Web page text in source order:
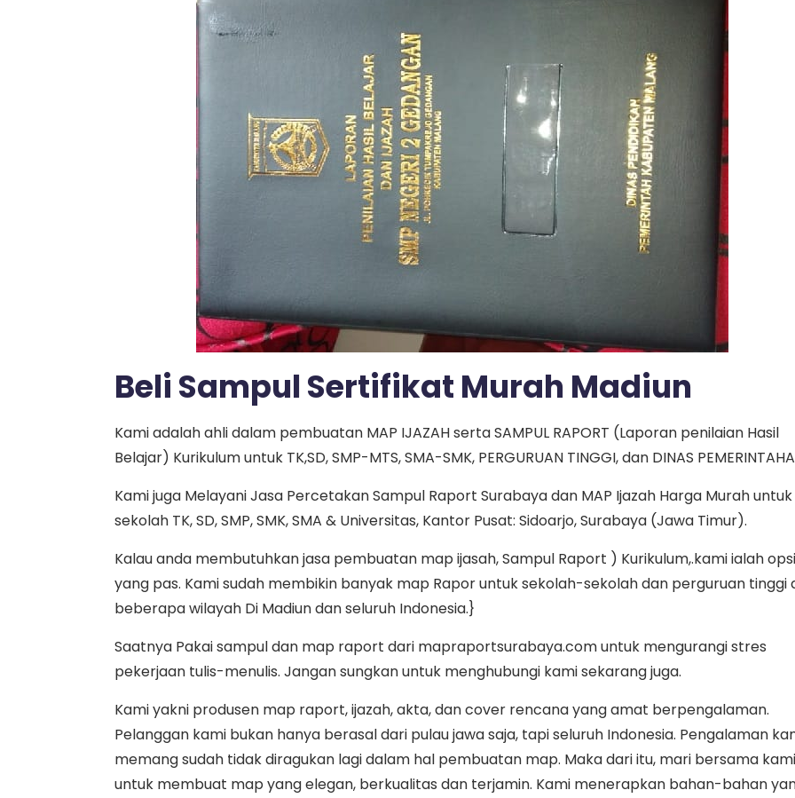
Beli Sampul Sertifikat Murah Madiun
Kami adalah ahli dalam pembuatan MAP IJAZAH serta SAMPUL RAPORT (Laporan penilaian Hasil
Belajar) Kurikulum untuk TK,SD, SMP-MTS, SMA-SMK, PERGURUAN TINGGI, dan DINAS
Kami juga Melayani Jasa Percetakan Sampul Raport Surabaya dan MAP Ijazah Harga Murah untuk
sekolah TK, SD, SMP, SMK, SMA & Universitas, Kantor Pusat: Sidoarjo, Surabaya (Jawa Timur).
Kalau anda membutuhkan jasa pembuatan map ijasah, Sampul Raport ) Kurikulum,.kami ialah opsi
yang pas. Kami sudah membikin banyak map Rapor untuk sekolah-sekolah dan perguruan tinggi
beberapa wilayah Di Madiun dan seluruh Indonesia.}
Saatnya Pakai sampul dan map raport dari mapraportsurabaya.com untuk mengurangi stres
pekerjaan tulis-menulis. Jangan sungkan untuk menghubungi kami sekarang juga.
Kami yakni produsen map raport, ijazah, akta, dan cover rencana yang amat berpengalaman.
Pelanggan kami bukan hanya berasal dari pulau jawa saja, tapi seluruh Indonesia. Pengalaman
memang sudah tidak diragukan lagi dalam hal pembuatan map. Maka dari itu, mari bersama kami
untuk membuat map yang elegan, berkualitas dan terjamin. Kami menerapkan bahan-bahan